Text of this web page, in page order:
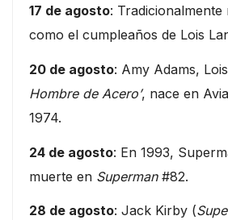
17 de agosto:
como el cumpleaños de Lois
20 de agosto: Amy Adams,
Hombre de Acero’, nace en
1974.
24 de agosto: En 1993,
muerte en Superman#82.
28 de agosto: Jack Kirby (